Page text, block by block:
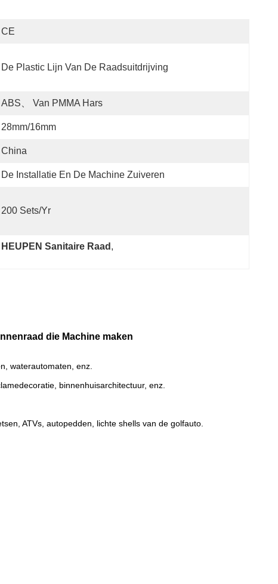
CE
De Plastic Lijn Van De Raadsuitdrijving
ABS、 Van PMMA Hars
28mm/16mm
China
De Installatie En De Machine Zuiveren
200 Sets/yr
Sanitaire Raad ,
die Machine maken
waterautomaten, enz.
binnenhuisarchitectuur, enz.
ATVs, autopedden, lichte shells van de golfauto.